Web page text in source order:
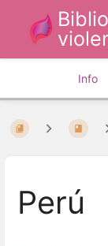
Info
Perú